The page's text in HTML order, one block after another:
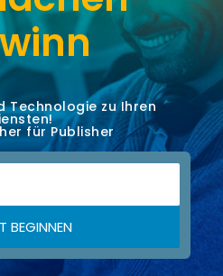
Technologie zu Ihren
für Publisher
BEGINNEN